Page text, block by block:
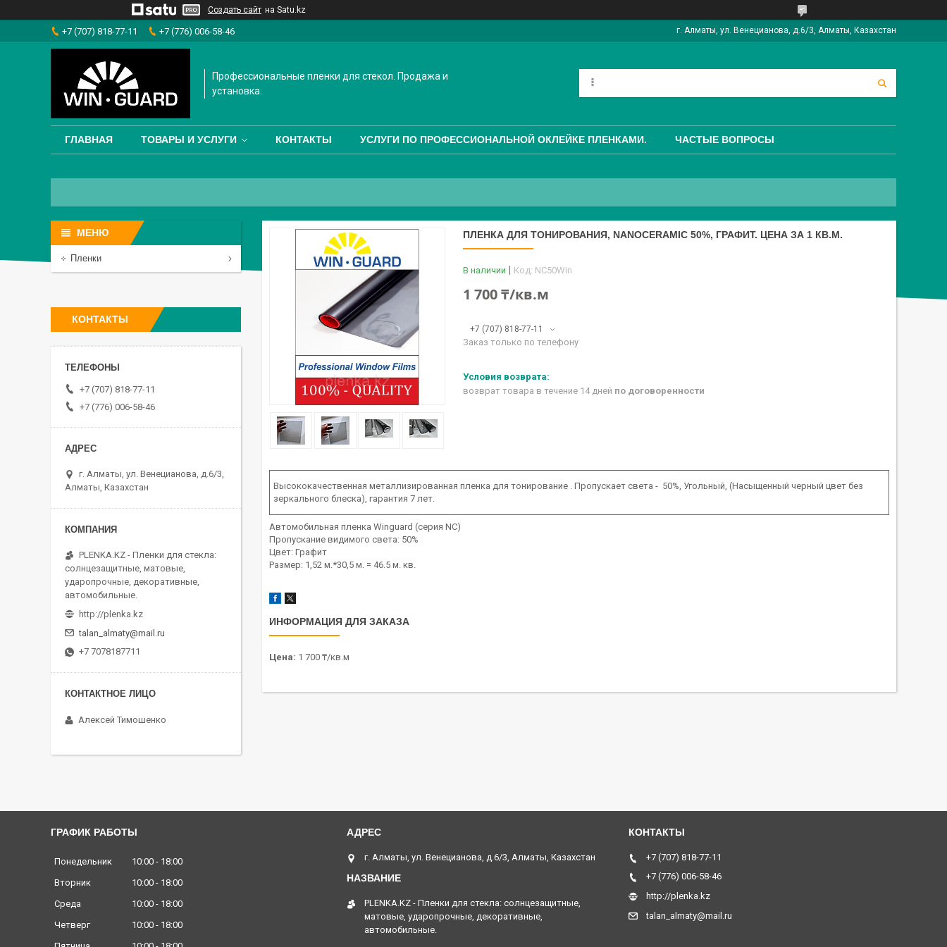
Создать сайт на Satu.kz
+7 (707) 818-77-11 +7 (776) 006-58-46 г. Алматы, ул. Венецианова, д.6/3, Алматы, Казахстан
Профессиональные пленки для стекол. Продажа и
установка.
ГЛАВНАЯ ТОВАРЫ И УСЛУГИ КОНТАКТЫ УСЛУГИ ПО ПРОФЕССИОНАЛЬНОЙ ОКЛЕЙКЕ ПЛЕНКАМИ. ЧАСТЫЕ ВОПРОСЫ
ПЛЕНКА ДЛЯ ТОНИРОВАНИЯ, NANOCERAMIC 50%, ГРАФИТ. ЦЕНА ЗА 1 КВ.М.
В наличии Код: NC50Win
1 700 ₸/кв.м
+7 (707) 818-77-11
Заказ только по телефону
возврат товара в течение 14 дней по договоренности
Высококачественная металлизированная пленка для тонирование . Пропускает света - 50%, Угольный, (Насыщенный черный цвет без
зеркального блеска), гарантия 7 лет.
Автомобильная пленка Winguard (серия NC)
Пропускание видимого света: 50%
Цвет: Графит
Размер: 1,52 м.*30,5 м. = 46.5 м. кв.
ИНФОРМАЦИЯ ДЛЯ ЗАКАЗА
Цена: 1 700 ₸/кв.м
Пленки
КОНТАКТЫ
+7 (707) 818-77-11
+7 (776) 006-58-46
г. Алматы, ул. Венецианова, д.6/3,
Алматы, Казахстан
PLENKA.KZ - Пленки для стекла:
солнцезащитные, матовые,
ударопрочные, декоративные,
автомобильные.
http://plenka.kz
talan_almaty@mail.ru
+7 7078187711
Алексей Тимошенко
ГРАФИК РАБОТЫ
Понедельник 10:00
18:00
Вторник
10:00
18:00
Среда
10:00
18:00
Четверг
10:00
18:00
г. Алматы, ул. Венецианова, д.6/3, Алматы, Казахстан
PLENKA.KZ - Пленки для стекла: солнцезащитные,
матовые, ударопрочные, декоративные,
автомобильные.
+7 (707) 818-77-11
+7 (776) 006-58-46
http://plenka.kz
talan_almaty@mail.ru